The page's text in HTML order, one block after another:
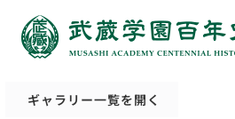
ギャラリー一覧を開く